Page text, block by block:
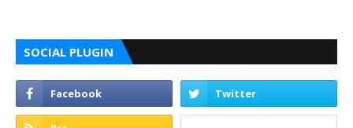
SOCIAL PLUGIN